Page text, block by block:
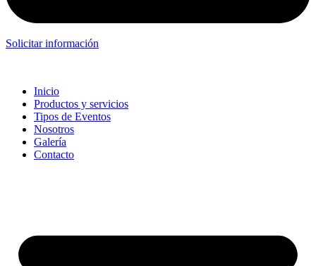
Solicitar información
Inicio
Productos y servicios
Tipos de Eventos
Nosotros
Galería
Contacto